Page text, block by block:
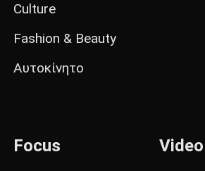
Culture
Fashion & Beauty
Αυτοκίνητο
Focus Video